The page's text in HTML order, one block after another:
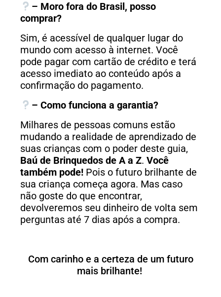
– Moro fora do Brasil, posso
comprar?
Sim, é acessível de qualquer lugar do
mundo com acesso à internet. Você
pode pagar com cartão de crédito e terá
acesso imediato ao conteúdo após a
confirmação do pagamento.
– Como funciona a garantia?
Milhares de pessoas comuns estão
mudando a realidade de aprendizado de
suas crianças com o poder deste guia,
Baú de Brinquedos de A a Z. Você
também pode! Pois o futuro brilhante de
sua criança começa agora. Mas caso
não goste do que encontrar,
devolveremos seu dinheiro de volta sem
perguntas até 7 dias após a compra.
Com carinho e a certeza de um futuro
mais brilhante!